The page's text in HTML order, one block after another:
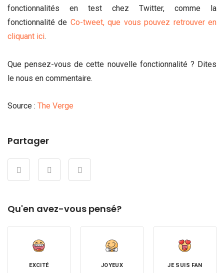
fonctionnalités en test chez Twitter, comme la
fonctionnalité de Co-tweet, que vous pouvez retrouver en
cliquant ici.
Que pensez-vous de cette nouvelle fonctionnalité ? Dites
le nous en commentaire.
Source : The Verge
Partager
Qu'en avez-vous pensé?
EXCITÉ JOYEUX JE SUIS FAN